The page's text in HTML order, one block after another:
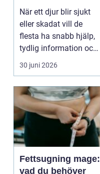
modern vård för
ditt djur
När ett djur blir sjukt
eller skadat vill de
flesta ha snabb hjälp,
tydlig information och
en veteri...
30 juni 2026
Fettsugning mage:
vad du behöver